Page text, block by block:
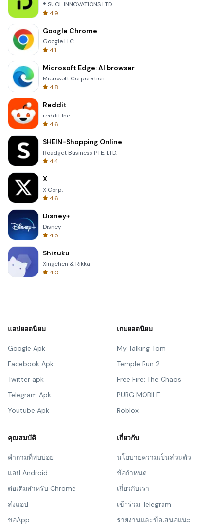
® SUOL INNOVATIONS LTD
4.9
Google Chrome
Google LLC
4.1
Microsoft Edge: AI browser
Microsoft Corporation
4.8
Reddit
reddit Inc.
4.6
SHEIN-Shopping Online
Roadget Business PTE. LTD.
4.4
X
X Corp.
4.6
Disney+
Disney
4.5
Shizuku
Xingchen & Rikka
4.0
แอปยอดนิยม
Google Apk
Facebook Apk
Twitter apk
Telegram Apk
Youtube Apk
เกมยอดนิยม
My Talking Tom
Temple Run 2
Free Fire: The Chaos
PUBG MOBILE
Roblox
คุณสมบัติ
คำถามที่พบบ่อย
แอป Android
ต่อเติมสำหรับ Chrome
ส่งแอป
ขอApp
เกี่ยวกับ
นโยบายความเป็นส่วนตัว
ข้อกำหนด
เกี่ยวกับเรา
เข้าร่วม Telegram
รายงานและข้อเสนอแนะ